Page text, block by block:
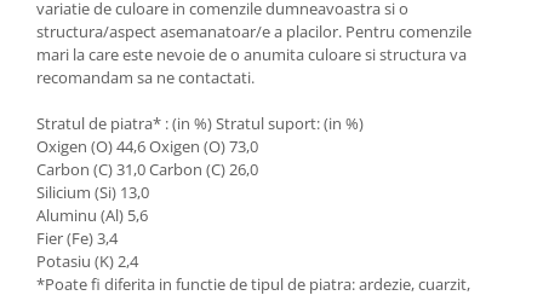
variatie de culoare in comenzile dumneavoastra si o
structura/aspect asemanatoar/e a placilor. Pentru comenzile
mari la care este nevoie de o anumita culoare si structura va
recomandam sa ne contactati.
Stratul de piatra* : (in %) Stratul suport: (in %)
Oxigen (O) 44,6 Oxigen (O) 73,0
Carbon (C) 31,0 Carbon (C) 26,0
Silicium (Si) 13,0
Aluminu (Al) 5,6
Fier (Fe) 3,4
Potasiu (K) 2,4
*Poate fi diferita in functie de tipul de piatra: ardezie, cuarzit,